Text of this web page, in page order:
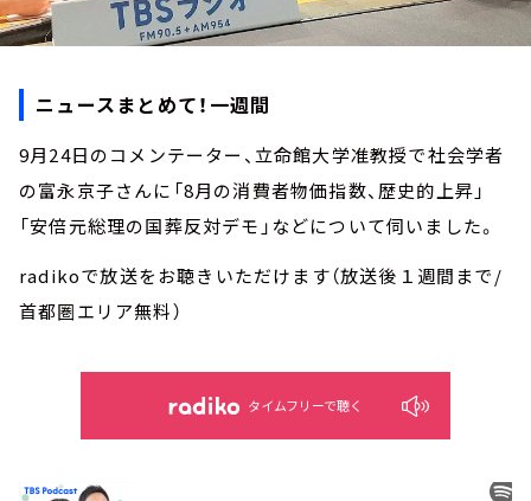
ニュースまとめて！一週間
9月24日のコメンテーター、立命館大学准教授で社会学者
の富永京子さんに「8月の消費者物価指数、歴史的上昇」
「安倍元総理の国葬反対デモ」などについて伺いました。
radikoで放送をお聴きいただけます（放送後１週間まで/
首都圏エリア無料）
タイムフリーで聴く